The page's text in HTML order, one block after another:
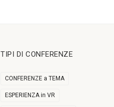
TIPI DI CONFERENZE
CONFERENZE a TEMA
ESPERIENZA in VR